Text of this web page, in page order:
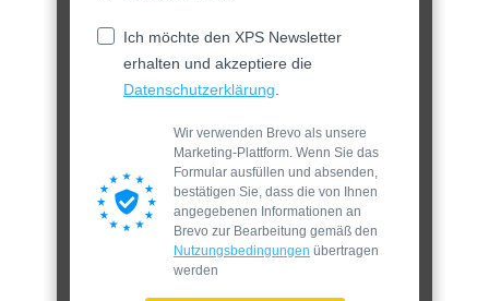
Ich möchte den XPS Newsletter
erhalten und akzeptiere die
Datenschutzerklärung
Wir verwenden Brevo als unsere
Marketing-Plattform. Wenn Sie das
Formular ausfüllen und absenden,
bestätigen Sie, dass die von Ihnen
angegebenen Informationen an
Brevo zur Bearbeitung gemäß den
Nutzungsbedingungen übertragen
werden